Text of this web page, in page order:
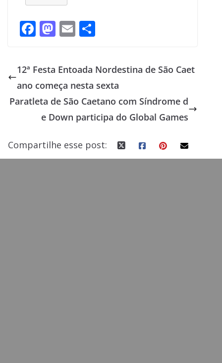
F
ac
b
o
o
k
M
as
d
o
n
E
m
l e
12ª Festa Entoada Nordestina de São Caet
ano começa nesta sexta
Paratleta de São Caetano com Síndrome d
e Down participa do Global Games
Compartilhe esse post: